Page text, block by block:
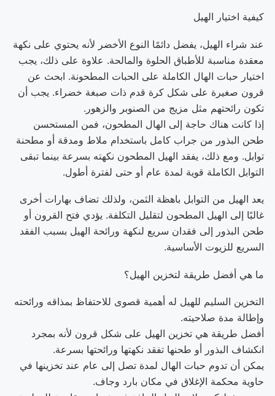
كيفية اختيار الهيل
عند شراء الهيل، يفضل دائمًا النوع الأخضر لأنه يحتوي على نكهة
معقدة مناسبة للأطباق الحلوة والمالحة. علاوة على ذلك، يجب
اختيار حبات الهال الكاملة على الحبات المطحونة. ابحث عن
قرون صغيرة على شكل كرة قدم ذات صبغة خضراء. يجب أن
تكون رائحتهم مثل مزيج من الصنوبر والزهور.
إذا كانت هناك حاجة إلى الهال المطحون، فمن المستحسن
طحن البذور من جراب كامل باستخدام ملاط ​​ومدقة أو مطحنة
توابل. ومع ذلك، يفقد الهيل المطحون نكهته بسرعة بينما تبقى
التوابل الكاملة قوية لمدة عام أو حتى لفترة أطول.
يعد الهيل من التوابل باهظة الثمن، ولذلك تضاف بهارات أخرى
غالبًا إلى الهيل المطحون لتقليل التكلفة. يؤدي فتح القرون أو
طحن البذور إلى فقدان سريع لنكهة ورائحة الهيل بسبب الفقد
السريع للزيوت الأساسية.
ما هي أفضل طريقة لتخزين الهيل؟
التخزين السليم للهيل له أهمية قصوى للاحتفاظ بمذاقه ورائحته
وإطالة مدة صلاحيته.
أفضل طريقة هي تخزين الهيل على شكل قرون لأنه بمجرد
انكشاف البذور أو طحنها تفقد نكهتها ورائحتها بسرعة.
يمكن أن تدوم حبات الهال لمدة تصل إلى عام عند تخزينها في
حاوية محكمة الإغلاق في مكان بارد وجاف.